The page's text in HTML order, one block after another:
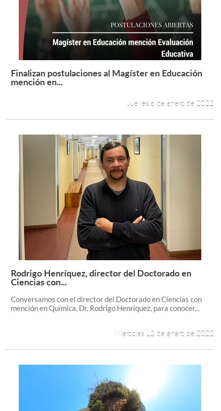
Leer más +
Finalizan postulaciones al Magíster en Educación
mención en...
Jueves 6 de enero de 2022
Leer más +
Rodrigo Henríquez, director del Doctorado en
Ciencias con...
Conversamos con el director del Doctorado en Ciencias con
mención en Química, Dr. Rodrigo Henríquez, para conocer...
Miércoles 12 de enero de 2022